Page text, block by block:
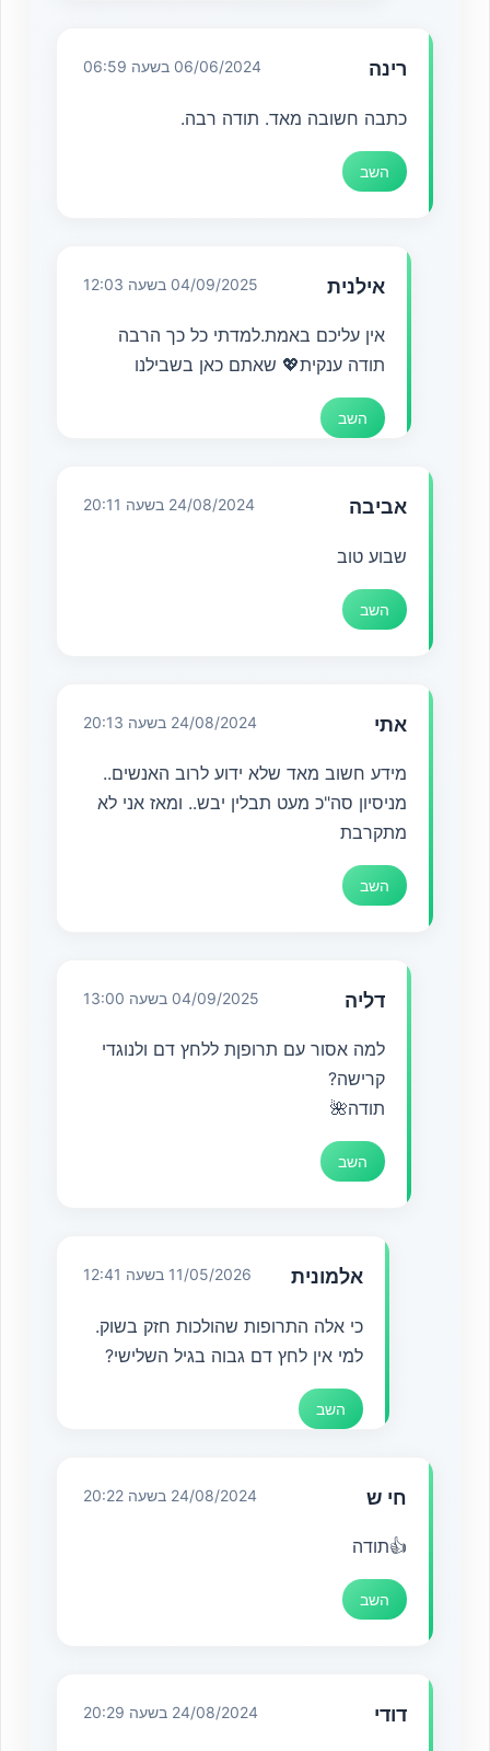
רינה 06/06/2024 בשעה 06:59
כתבה חשובה מאד. תודה רבה.
השב
אילנית 04/09/2025 בשעה 12:03
אין עליכם באמת.למדתי כל כך הרבה
תודה ענקית💖 שאתם כאן בשבילנו
השב
אביבה 24/08/2024 בשעה 20:11
שבוע טוב
השב
אתי 24/08/2024 בשעה 20:13
מידע חשוב מאד שלא ידוע לרוב האנשים..
מניסיון סה"כ מעט תבלין יבש.. ומאז אני לא
מתקרבת
השב
דליה 04/09/2025 בשעה 13:00
למה אסור עם תרופןת ללחץ דם ולנוגדי
קרישה?
תודה🌺
השב
אלמונית 11/05/2026 בשעה 12:41
כי אלה התרופות שהולכות חזק בשוק.
למי אין לחץ דם גבוה בגיל השלישי?
השב
חי ש 24/08/2024 בשעה 20:22
👍תודה
השב
דודי 24/08/2024 בשעה 20:29